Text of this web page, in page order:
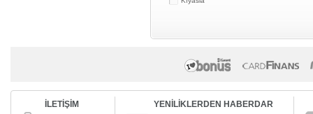
İLETİŞİM
YENİLİKLERDEN HABERDAR